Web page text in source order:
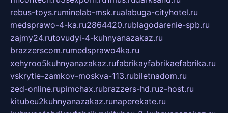
rebus-toys.ruminelab-msk.rualabuga-cityhotel.ru
medsprawo-4-ka.ru2864420.rublagodarenie-spb.ru
zajmy24.rutovudyi-4-kuhnyanazakaz.ru
brazzerscom.rumedsprawo4ka.ru
xehyroo5kuhnyanazakaz.rufabrikayfabrikaefabrika.ru
vskrytie-zamkov-moskva-113.rubiletnadom.ru
zed-online.rupimchax.rubrazzers-hd.ruz-host.ru
kitubeu2kuhnyanazakaz.runaperekate.ru